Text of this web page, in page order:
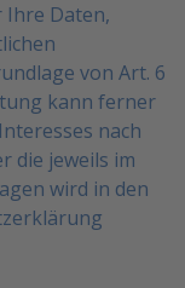
Ihre Daten,
von Art. 6
kann ferner
nach
die jeweils im
wird in den